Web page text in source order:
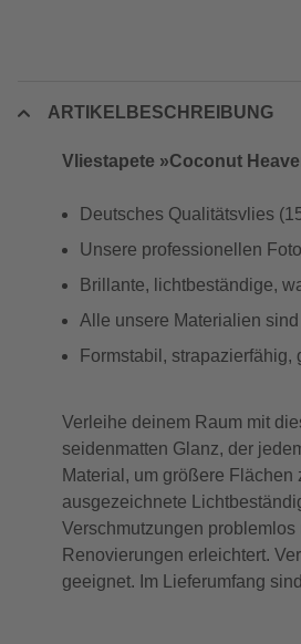
ARTIKELBESCHREIBUNG
Vliestapete »Coconut
Deutsches Qualitätsvlies
Unsere professionellen
Brillante, lichtbeständige,
Alle unsere Materialien
Formstabil,
Verleihe deinem Raum mit
seidenmatten Glanz, der
Material, um größere
ausgezeichnete
Verschmutzungen
Renovierungen erleichtert.
geeignet. Im Lieferumfang